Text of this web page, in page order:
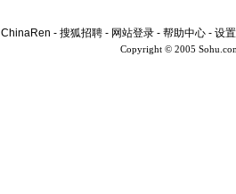
ChinaRen - 搜狐招聘 - 网站登录 - 帮助中心 - 设
Copyright © 2005